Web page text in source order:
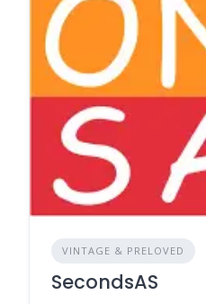
VINTAGE & PRELOVED
SecondsAS